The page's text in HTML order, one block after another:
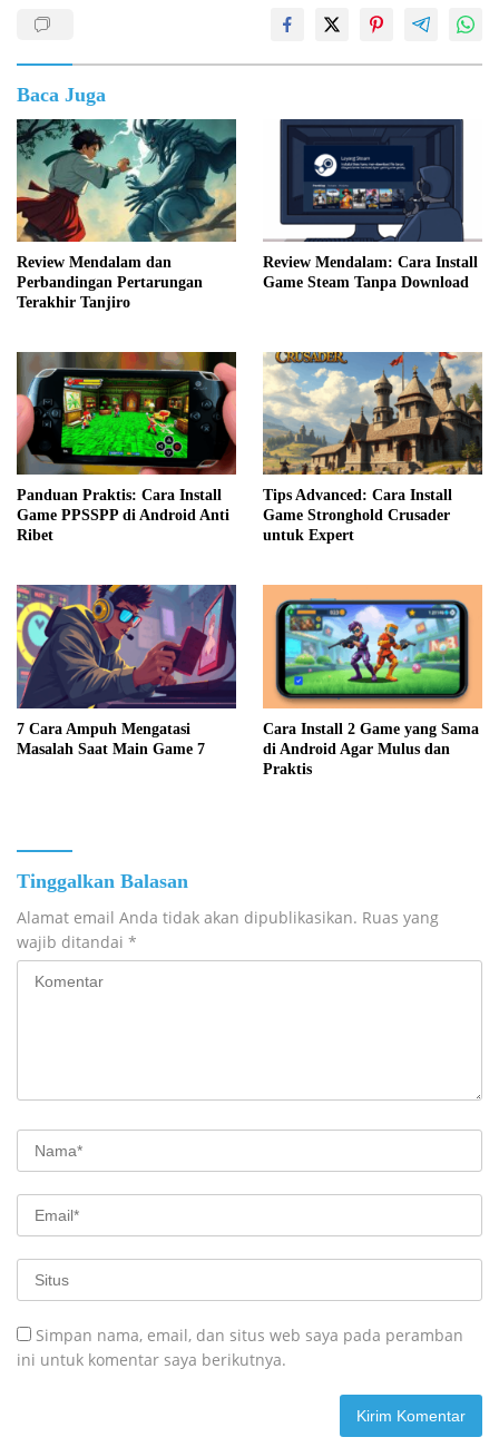
Baca Juga
Review Mendalam dan
Perbandingan Pertarungan
Terakhir Tanjiro
Review Mendalam: Cara Install
Game Steam Tanpa Download
Panduan Praktis: Cara Install
Game PPSSPP di Android Anti
Ribet
Tips Advanced: Cara Install
Game Stronghold Crusader
untuk Expert
7 Cara Ampuh Mengatasi
Masalah Saat Main Game 7
Cara Install 2 Game yang Sama
di Android Agar Mulus dan
Praktis
Tinggalkan Balasan
Alamat email Anda tidak akan dipublikasikan. Ruas yang
wajib ditandai *
Simpan nama, email, dan situs web saya pada peramban
ini untuk komentar saya berikutnya.